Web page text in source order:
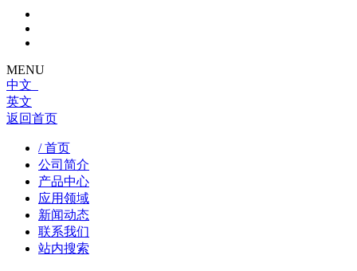
MENU
中文
英文
返回首页
/ 首页
公司简介
产品中心
应用领域
新闻动态
联系我们
站内搜索